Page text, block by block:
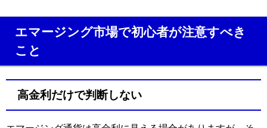
エマージング市場で初心者が注意すべき
こと
高金利だけで判断しない